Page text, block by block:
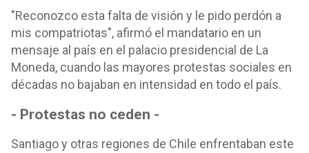
"Reconozco esta falta de visión y le pido perdón a
mis compatriotas", afirmó el mandatario en un
mensaje al país en el palacio presidencial de La
Moneda, cuando las mayores protestas sociales en
décadas no bajaban en intensidad en todo el país.
- Protestas no ceden -
Santiago y otras regiones de Chile enfrentaban este